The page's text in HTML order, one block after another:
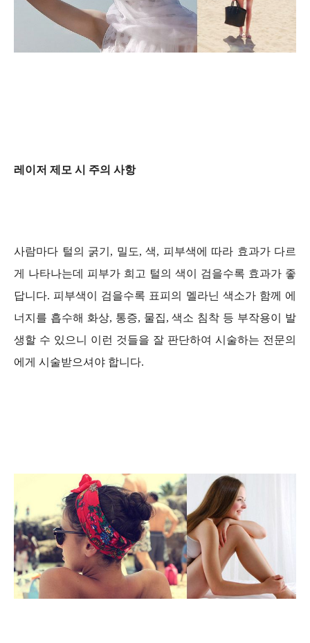
레이저 제모 시 주의 사항
사람마다 털의 굵기, 밀도, 색, 피부색에 따라 효과가 다르
게 나타나는데 피부가 희고 털의 색이 검을수록 효과가 좋
답니다. 피부색이 검을수록 표피의 멜라닌 색소가 함께 에
너지를 흡수해 화상, 통증, 물집, 색소 침착 등 부작용이 발
생할 수 있으니 이런 것들을 잘 판단하여 시술하는 전문의
에게 시술받으셔야 합니다.